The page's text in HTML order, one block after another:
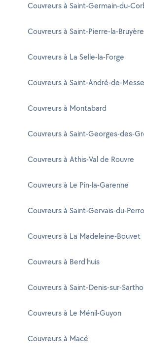
Couvreurs à Saint-Germain-du-
Couvreurs à Saint-Pierre-la-Bruyère
Couvreurs à La Selle-la-Forge
Couvreurs à Saint-André-de-
Couvreurs à Montabard
Couvreurs à Saint-Georges-des-
Couvreurs à Athis-Val de Rouvre
Couvreurs à Le Pin-la-Garenne
Couvreurs à Saint-Gervais-du-
Couvreurs à La Madeleine-Bouvet
Couvreurs à Berd'huis
Couvreurs à Saint-Denis-sur-
Couvreurs à Le Ménil-Guyon
Couvreurs à Macé